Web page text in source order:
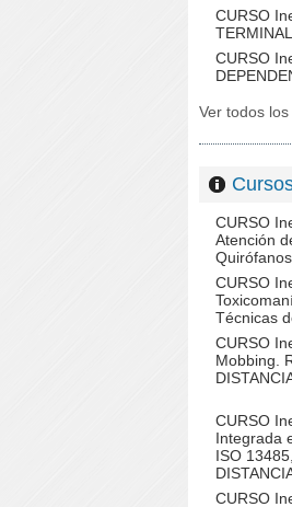
CURSO
CURSO
Ver todos
CURSO
Atención
CURSO
Técnicas
CURSO
Mobbing.
CURSO
Integrada
ISO
CURSO